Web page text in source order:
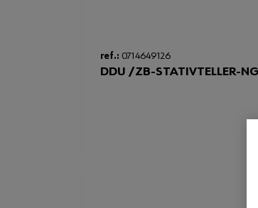
ref.: 0714649126
DDU /ZB-STATIVTELLER-